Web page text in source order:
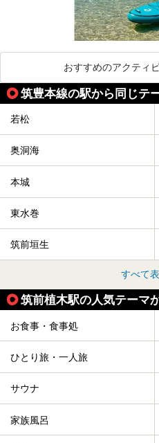
おすすめのアクティ
筑豊本線の駅から同じテ
若松
奥洞海
本城
東水巻
筑前垣生
すべて
筑前植木駅の人気テーマ
お食事・食事処
ひとり旅・一人旅
サウナ
家族風呂